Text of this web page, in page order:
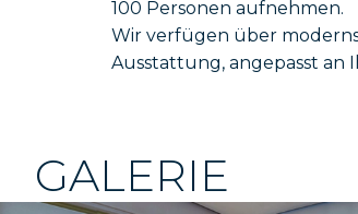
100 Personen aufnehmen.
Wir verfügen über
Ausstattung, angepasst an
GALERIE